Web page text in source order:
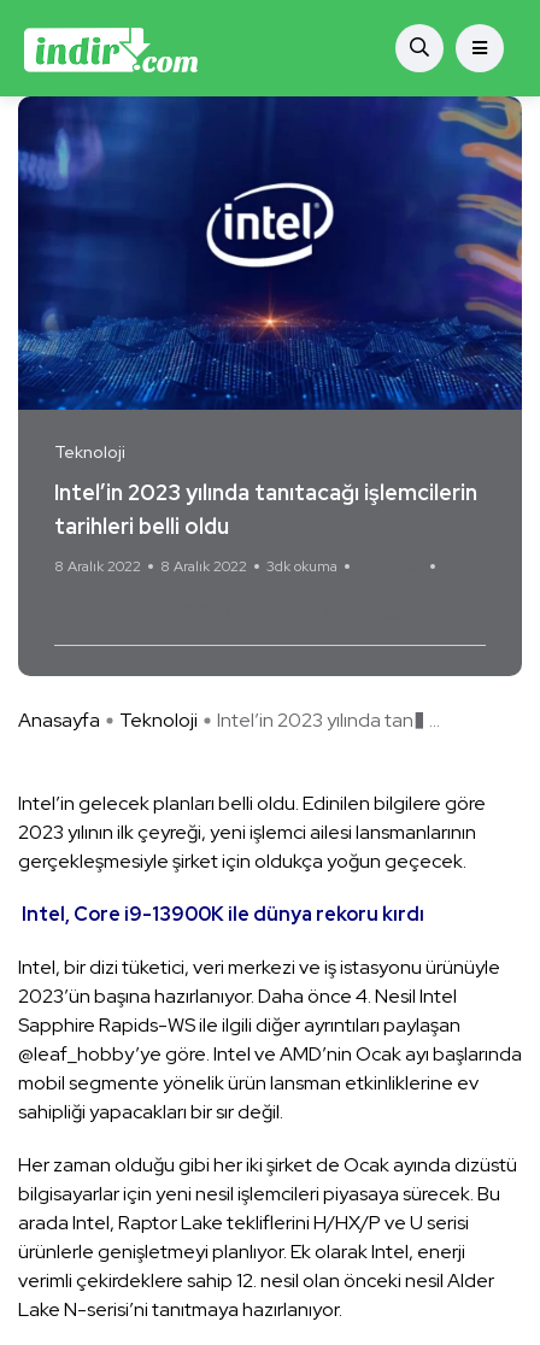
Teknoloji
Intel’in 2023 yılında tanıtacağı işlemcilerin
tarihleri belli oldu
8 Aralık 2022 8 Aralık 2022 3dk okuma
Anasayfa Teknoloji Intel’in 2023 yılında tan� ...
Intel’in gelecek planları belli oldu. Edinilen bilgilere göre
2023 yılının ilk çeyreği, yeni işlemci ailesi lansmanlarının
gerçekleşmesiyle şirket için oldukça yoğun geçecek.
Intel, Core i9-13900K ile dünya rekoru kırdı
Intel, bir dizi tüketici, veri merkezi ve iş istasyonu ürünüyle
2023’ün başına hazırlanıyor. Daha önce 4. Nesil Intel
Sapphire Rapids-WS ile ilgili diğer ayrıntıları paylaşan
@leaf_hobby’ye göre. Intel ve AMD’nin Ocak ayı başlarında
mobil segmente yönelik ürün lansman etkinliklerine ev
sahipliği yapacakları bir sır değil.
Her zaman olduğu gibi her iki şirket de Ocak ayında dizüstü
bilgisayarlar için yeni nesil işlemcileri piyasaya sürecek. Bu
arada Intel, Raptor Lake tekliflerini H/HX/P ve U serisi
ürünlerle genişletmeyi planlıyor. Ek olarak Intel, enerji
verimli çekirdeklere sahip 12. nesil olan önceki nesil Alder
Lake N-serisi’ni tanıtmaya hazırlanıyor.